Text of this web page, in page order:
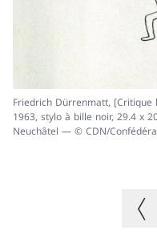
Friedrich Dürrenmatt,
1963, stylo à bille noir, 29.4 x
Neuchâtel — © CDN/